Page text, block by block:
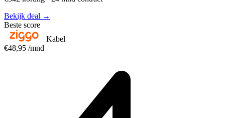
Bekijk deal →
Beste score
Kabel
€48,95 /mnd